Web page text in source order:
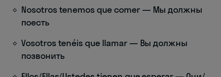
Nosotros tenemos que comer — Мы должны
поесть
Vosotros tenéis que llamar — Вы должны
позвонить